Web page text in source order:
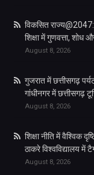
विकसित राज्य@2047:
शिक्षा में गुणवत्ता, शोध
August 8, 2026
गुजरात में छत्तीसगढ़
गांधीनगर में छत्तीसगढ़
August 8, 2026
शिक्षा नीति में वैश्विक
ठाकरे विश्वविद्यालय में
August 8, 2026